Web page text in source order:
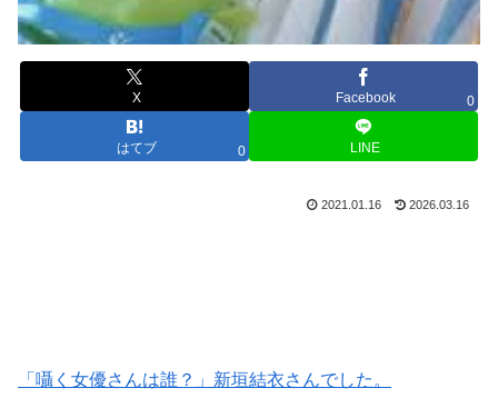
X Facebook 0
はてブ 0 LINE
2021.01.16 2026.03.16
「囁く女優さんは誰？」新垣結衣さんでした。